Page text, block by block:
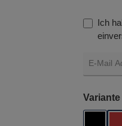
Ich
Variante